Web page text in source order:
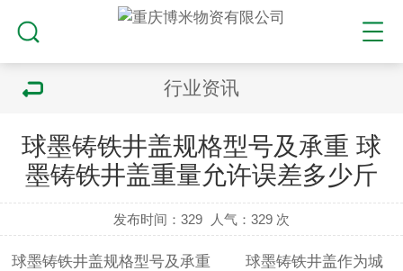
行业资讯
球墨铸铁井盖规格型号及承重 球
墨铸铁井盖重量允许误差多少斤
发布时间：329 人气： 329 次
球墨铸铁井盖规格型号及承重 球墨铸铁井盖作为城